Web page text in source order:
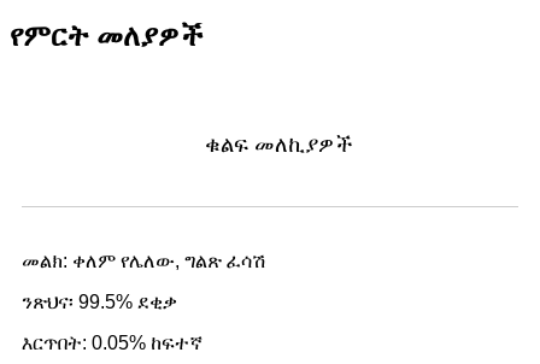
የምርት መለያዎች
ቁልፍ መለኪያዎች
መልክ: ቀለም የሌለው, ግልጽ ፈሳሽ
ንጽህና፡ 99.5% ደቂቃ
እርጥበት: 0.05% ከፍተኛ